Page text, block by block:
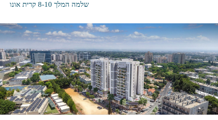
שלמה המלך 8-10 קרית אונו